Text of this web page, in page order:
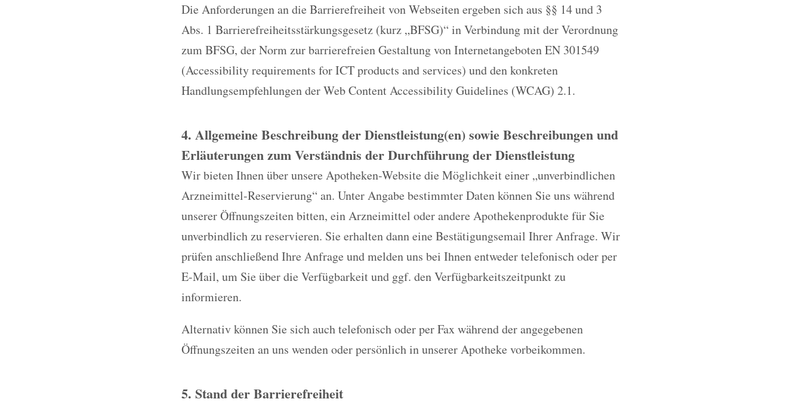
Die Anforderungen an die Barrierefreiheit von Webseiten ergeben sich aus §§ 14 und 3
Abs. 1 Barrierefreiheitsstärkungsgesetz (kurz „BFSG)“ in Verbindung mit der Verordnung
zum BFSG, der Norm zur barrierefreien Gestaltung von Internetangeboten EN 301549
(Accessibility requirements for ICT products and services) und den konkreten
Handlungsempfehlungen der Web Content Accessibility Guidelines (WCAG) 2.1.
4. Allgemeine Beschreibung der Dienstleistung(en) sowie Beschreibungen und
Erläuterungen zum Verständnis der Durchführung der Dienstleistung
Wir bieten Ihnen über unsere Apotheken-Website die Möglichkeit einer „unverbindlichen
Arzneimittel-Reservierung“ an. Unter Angabe bestimmter Daten können Sie uns während
unserer Öffnungszeiten bitten, ein Arzneimittel oder andere Apothekenprodukte für Sie
unverbindlich zu reservieren. Sie erhalten dann eine Bestätigungsemail Ihrer Anfrage. Wir
prüfen anschließend Ihre Anfrage und melden uns bei Ihnen entweder telefonisch oder per
E-Mail, um Sie über die Verfügbarkeit und ggf. den Verfügbarkeitszeitpunkt zu
informieren.
Alternativ können Sie sich auch telefonisch oder per Fax während der angegebenen
Öffnungszeiten an uns wenden oder persönlich in unserer Apotheke vorbeikommen.
5. Stand der Barrierefreiheit